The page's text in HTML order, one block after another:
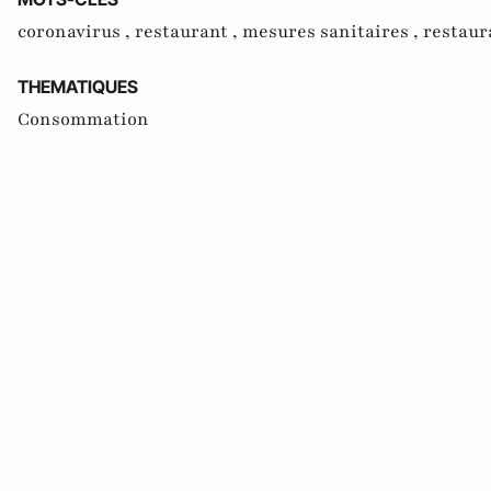
coronavirus , restaurant , mesures sanitaires ,
THEMATIQUES
Consommation